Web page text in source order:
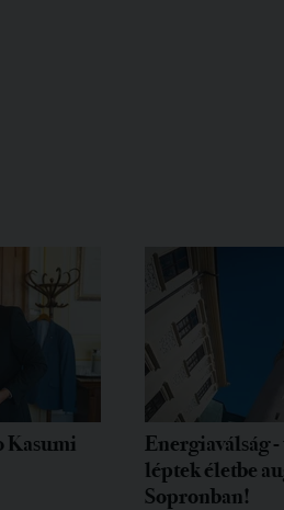
Kasumi
Energiaválság
léptek életbe
Sopronban!